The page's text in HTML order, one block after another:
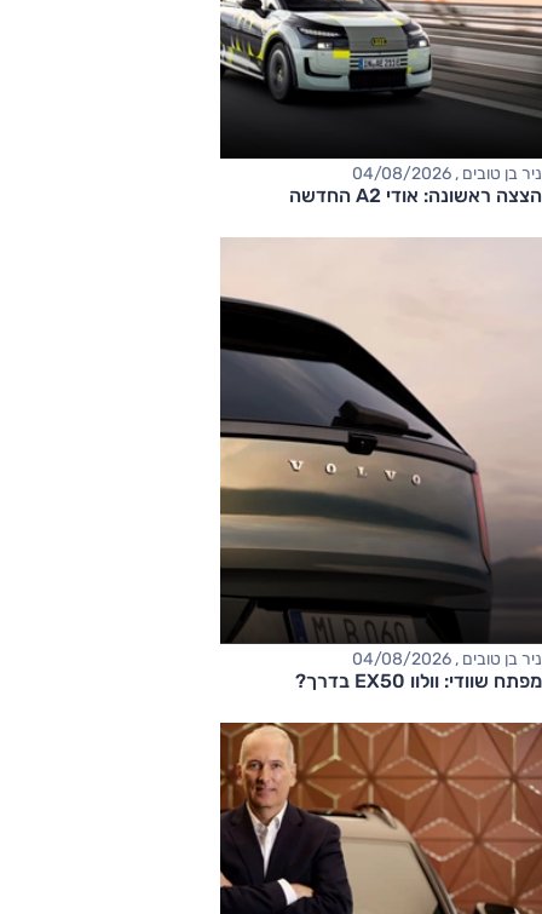
ניר בן טובים , 04/08/2026
הצצה ראשונה: אודי A2 החדשה
ניר בן טובים , 04/08/2026
מפתח שוודי: וולוו EX50 בדרך?